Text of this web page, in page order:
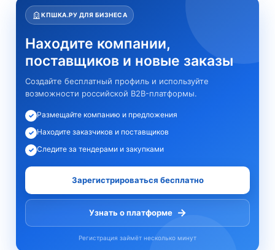
КПШКА.РУ ДЛЯ БИЗНЕСА
Находите компании,
поставщиков и новые заказы
Создайте бесплатный профиль и используйте
возможности российской B2B-платформы.
✓ Размещайте компанию и предложения
✓ Находите заказчиков и поставщиков
✓ Следите за тендерами и закупками
Зарегистрироваться бесплатно
Узнать о платформе →
Регистрация займёт несколько минут